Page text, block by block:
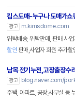
킴스도매-누구나 도매가쇼
광고
m.kimsdome.com
위탁배송, 위탁판매, 판매 사
할인 판매,사업자 회원 추가할
남목 전기누전,고장출장수리
광고
blog.naver.com/
주택, 아파트, 공장,사무실 등